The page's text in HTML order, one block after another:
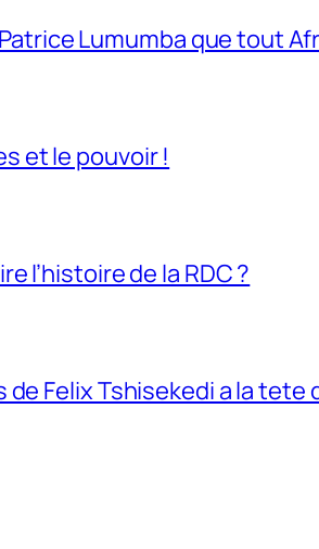
Lumumba que tout
et le pouvoir !
l’histoire de la RDC ?
Felix Tshisekedi a la tete